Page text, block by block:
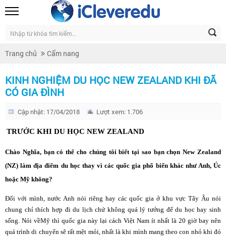
Trang chủ Cẩm nang
KINH NGHIỆM DU HỌC NEW ZEALAND KHI ĐÃ
CÓ GIA ĐÌNH
Cập nhật: 17/04/2018 Lượt xem: 1.706
TRƯỚC KHI DU HỌC NEW ZEALAND
Chào Nghĩa, bạn có thể cho chúng tôi biết tại sao bạn chọn New Zealand
(NZ) làm địa điểm du học thay vì các quốc gia phổ biến khác như Anh, Úc
hoặc Mỹ không?
Đối với mình, nước Anh nói riêng hay các quốc gia ở khu vực Tây Âu nói
chung chỉ thích hợp đi du lịch chứ không quá lý tưởng để du học hay sinh
sống. Nói vềMỹ thì quốc gia này lại cách Việt Nam ít nhất là 20 giờ bay nên
quá trình di chuyển sẽ rất mệt mỏi, nhất là khi mình mang theo con nhỏ khi đó